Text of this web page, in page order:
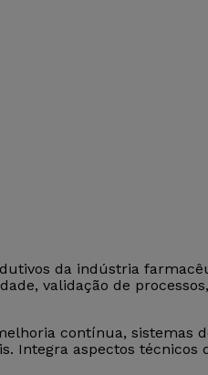
da indústria
validação de
contínua, sistemas
Integra aspectos técnicos